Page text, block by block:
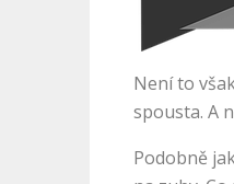
Není to
spousta. A
Podobně